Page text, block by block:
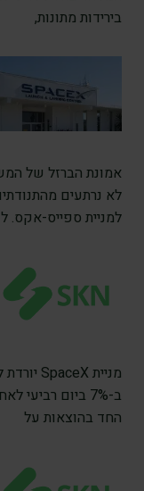
בירידות מתונות,
אמונת הברזל של
לא נרתעים
למניית ספייס-אקס.
ב-7% ביום
החד בהוצאות על